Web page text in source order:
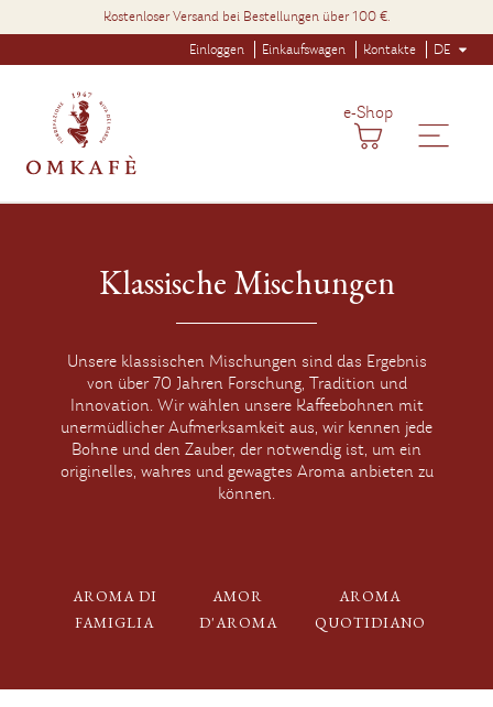
Kostenloser Versand bei Bestellungen über 100 €.
Einloggen
Einkaufswagen Kontakte DE
e-Shop
Klassische Mischungen
Unsere klassischen Mischungen sind das Ergebnis
von über 70 Jahren Forschung, Tradition und
Innovation. Wir wählen unsere Kaffeebohnen mit
unermüdlicher Aufmerksamkeit aus, wir kennen jede
Bohne und den Zauber, der notwendig ist, um ein
originelles, wahres und gewagtes Aroma anbieten zu
können.
AROMA DI
FAMIGLIA
AMOR
D'AROMA
AROMA
QUOTIDIANO